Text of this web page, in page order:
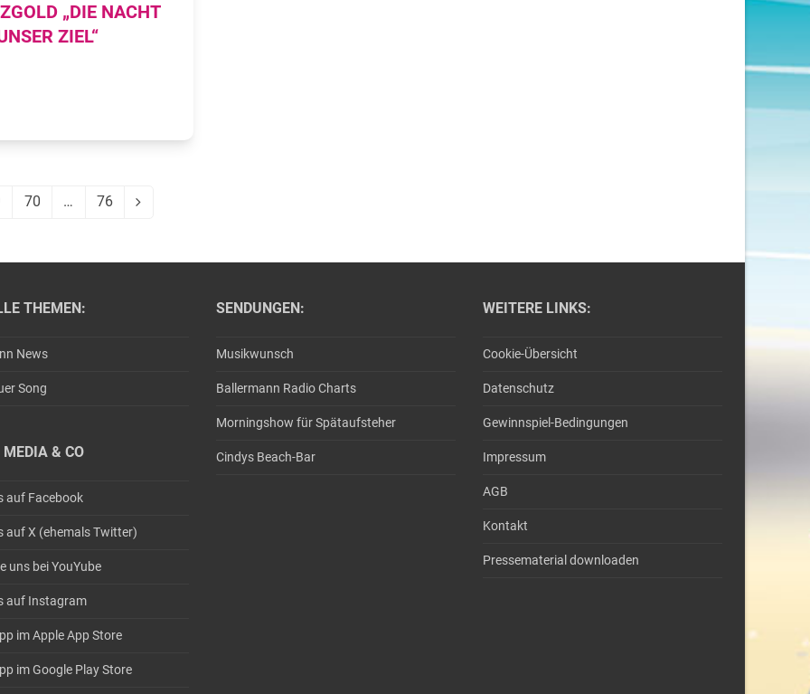
„DIE NACHT
ZIEL“
Seite
70 … Seite
76 Vorwärts
THEMEN:
News
Song
& CO
auf Facebook
auf X (ehemals Twitter)
uns bei YouYube
auf Instagram
im Apple App Store
im Google Play Store
SENDUNGEN:
Musikwunsch
Ballermann Radio Charts
Morningshow für Spätaufsteher
Cindys Beach-Bar
WEITERE LINKS:
Cookie-Übersicht
Datenschutz
Gewinnspiel-Bedingungen
Impressum
AGB
Kontakt
Pressematerial downloaden